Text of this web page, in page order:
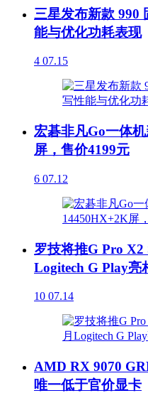
三星发布新款 990
能与优化功耗表现
4 07.15
宏碁非凡Go一体
屏，售价4199元
6 07.12
罗技将推G Pro X2
Logitech G Play亮
10 07.14
AMD RX 9070
唯一低于官价显卡